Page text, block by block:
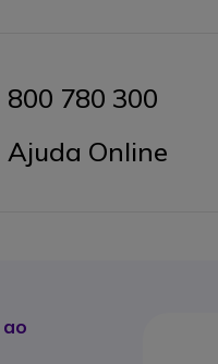
icon
800 780 300
icon
Ajuda Online